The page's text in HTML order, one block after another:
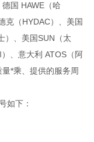
国 HAWE（哈
克（HYDAC）、美国
）、美国SUN（太
、意大利 ATOS（阿
*乘、提供的服务周
如下：